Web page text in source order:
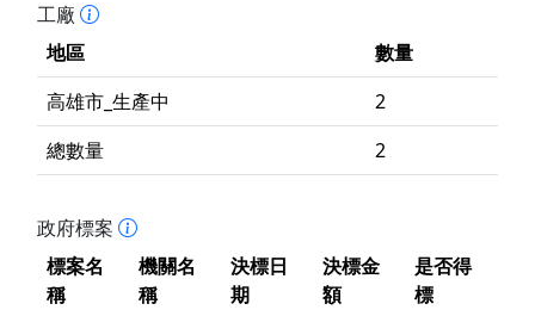
工廠
地區
數量
高雄市_生產中
2
總數量
2
政府標案
標案名
稱
機關名
稱
決標日
期
決標金
額
是否得
標